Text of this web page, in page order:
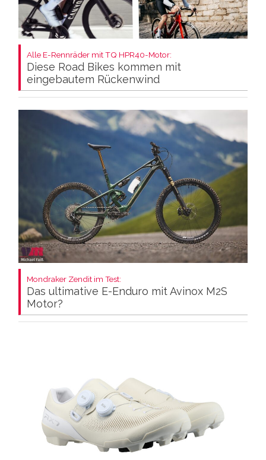
Alle E-Rennräder mit TQ HPR40-Motor:
Diese Road Bikes kommen mit
eingebautem Rückenwind
Mondraker Zendit im Test:
Das ultimative E-Enduro mit Avinox M2S
Motor?